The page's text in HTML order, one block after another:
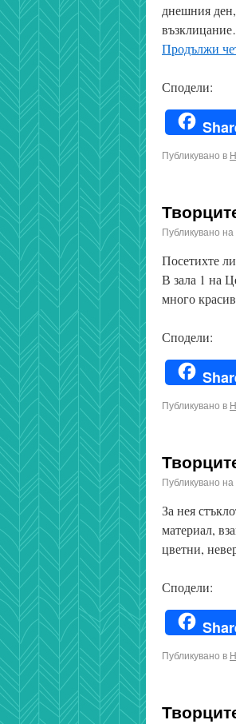
днешния
Продължи
Сподели:
Публикувано в
Публикувано на
Посетихте
В зала 1 на
много
Сподели:
Публикувано в
Публикувано на
За нея
материал,
цветни,
Сподели:
Публикувано в